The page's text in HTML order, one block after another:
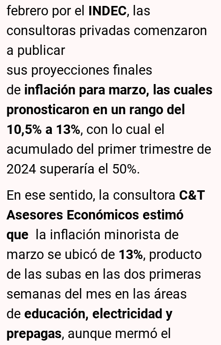
febrero por el INDEC, las
consultoras privadas comenzaron
a publicar
sus proyecciones finales
de inflación para marzo, las cuales
pronosticaron en un rango del
10,5% a 13%, con lo cual el
acumulado del primer trimestre de
2024 superaría el 50%.
En ese sentido, la consultora C&T
Asesores Económicos estimó
que la inflación minorista de
marzo se ubicó de 13%, producto
de las subas en las dos primeras
semanas del mes en las áreas
de educación, electricidad y
prepagas, aunque mermó el